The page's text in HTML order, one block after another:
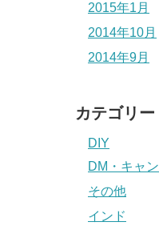
2015年1月
2014年10月
2014年9月
カテゴリー
DIY
DM・キャ
その他
インド